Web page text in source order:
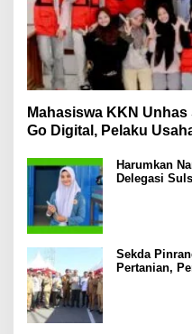
Mahasiswa KKN
Go Digital, Pelaku
Harumkan
Delegasi
Sekda
Pertanian,